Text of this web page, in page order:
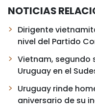
NOTICIAS
Dirigente
nivel del Partido
Vietnam,
Uruguay en el
Uruguay rinde
aniversario de su